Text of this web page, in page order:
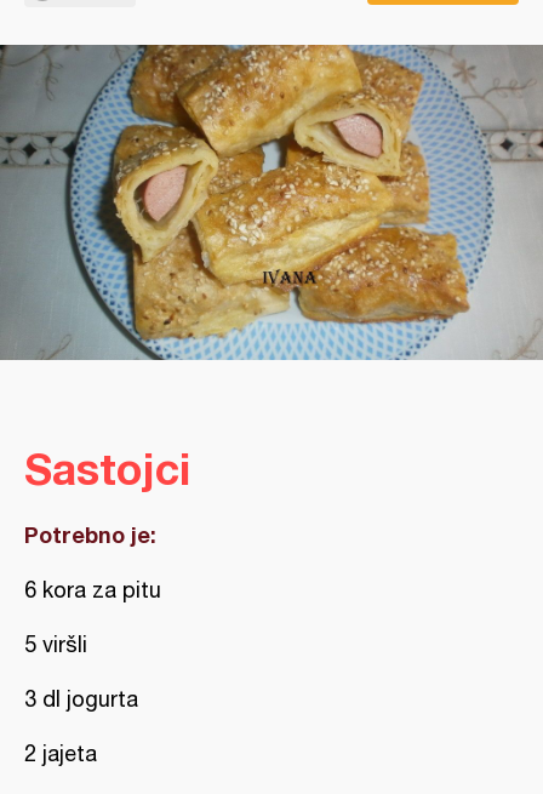
Sastojci
Potrebno je:
6 kora za pitu
5 viršli
3 dl jogurta
2 jajeta